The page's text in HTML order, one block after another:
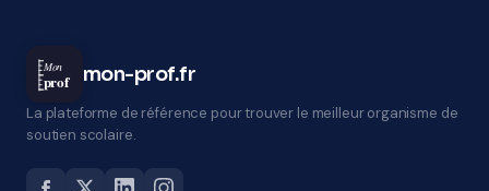
Mon
prof mon-prof.fr
La plateforme de référence pour trouver le meilleur organisme de
soutien scolaire.